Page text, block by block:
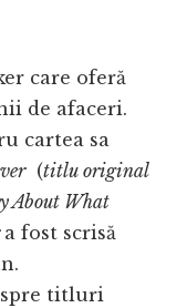
care oferă
de afaceri.
cartea sa
(titlu original
About What
a fost scrisă
titluri